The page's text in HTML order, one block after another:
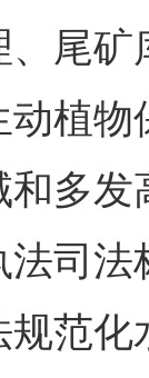
尾
植
多
司
范化